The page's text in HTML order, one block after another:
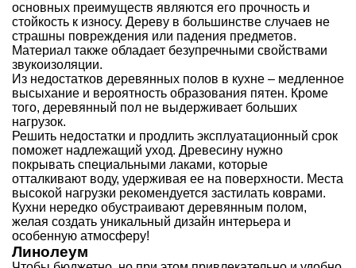
основных преимуществ являются его прочность и
стойкость к износу. Дереву в большинстве случаев не
страшны повреждения или падения предметов.
Материал также обладает безупречными свойствами
звукоизоляции.
Из недостатков деревянных полов в кухне – медленное
высыхание и вероятность образования пятен. Кроме
того, деревянный пол не выдерживает больших
нагрузок.
Решить недостатки и продлить эксплуатационный срок
поможет надлежащий уход. Древесину нужно
покрывать специальными лаками, которые
отталкивают воду, удерживая ее на поверхности. Места
высокой нагрузки рекомендуется застилать коврами.
Кухни нередко обустраивают деревянным полом,
желая создать уникальный дизайн интерьера и
особенную атмосферу!
Линолеум